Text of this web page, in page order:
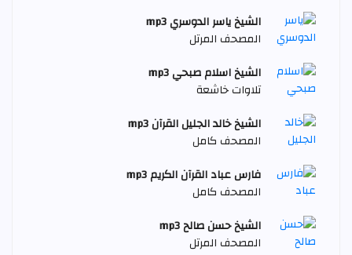
الشيخ ياسر الدوسري mp3
المصحف المرتل
الشيخ اسلام صبحي mp3
تلاوات خاشعة
الشيخ خالد الجليل القرآن mp3
المصحف كامل
فارس عباد القرآن الكريم mp3
المصحف كامل
الشيخ حسن صالح mp3
المصحف المرتل